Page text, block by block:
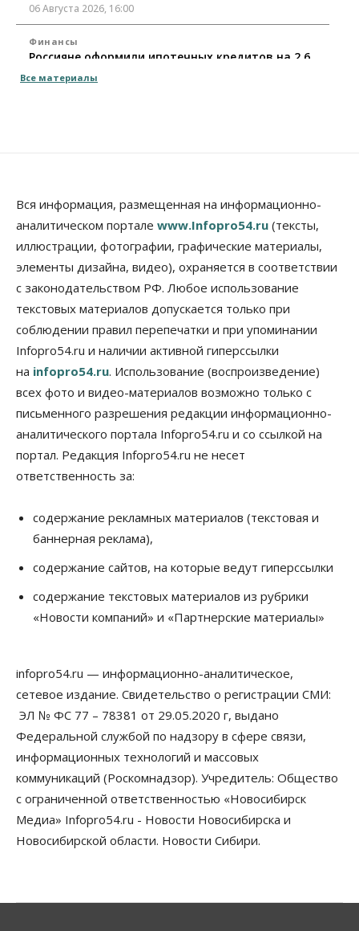
06 Августа 2026, 16:00
Финансы
Россияне оформили ипотечных кредитов на 2,6
06 Августа 2026, 15:53
Бизнес
Правительство России продлило разрешение на
выпуск бензина «Евро-3»
06 Августа 2026, 14:00
Общество
«За тех, у кого от 270 баллов,
настоящая борьба»: вузы настойчиво
обзванивают новосибирских высокобалльников
перед зачислением
06 Августа 2026, 13:00
Власть
Режим ЧС ввели в Омской области из-за засухи
06 Августа 2026, 12:15
Новосибирск готовится к визиту Владимира
Путина
Бизнес Недвижимость Общество
Росреестр назвал главные причины
06 Августа 2026, 12:00
Телекоммуникации
В 16 населённых пунктах Мошковского района
Бизнес Право&Порядок
Злоумышленники опять атакуют
новосибирские компании через электронную
почту
06 Августа 2026, 11:00
Общество
Медики готовятся к второму пику активности
клещей в Новосибирской области
06 Августа 2026, 10:00
06 Августа 2026, 09:00
Все материалы
Вся информация, размещенная на информационно-
аналитическом портале www.Infopro54.ru (тексты,
иллюстрации, фотографии, графические материалы,
элементы дизайна, видео), охраняется в соответствии
с законодательством РФ. Любое использование
текстовых материалов допускается только при
соблюдении правил перепечатки и при упоминании
Infopro54.ru и наличии активной гиперссылки
на infopro54.ru. Использование (воспроизведение)
всех фото и видео-материалов возможно только с
письменного разрешения редакции информационно-
аналитического портала Infopro54.ru и со ссылкой на
портал. Редакция Infopro54.ru не несет
ответственность за:
содержание рекламных материалов (текстовая и
баннерная реклама),
содержание сайтов, на которые ведут гиперссылки
содержание текстовых материалов из рубрики
«Новости компаний» и «Партнерские материалы»
infopro54.ru — информационно-аналитическое,
сетевое издание. Свидетельство о регистрации СМИ:
ЭЛ № ФС 77 – 78381 от 29.05.2020 г, выдано
Федеральной службой по надзору в сфере связи,
информационных технологий и массовых
коммуникаций (Роскомнадзор). Учредитель: Общество
с ограниченной ответственностью «Новосибирск
Медиа» Infopro54.ru - Новости Новосибирска и
Новосибирской области. Новости Сибири.